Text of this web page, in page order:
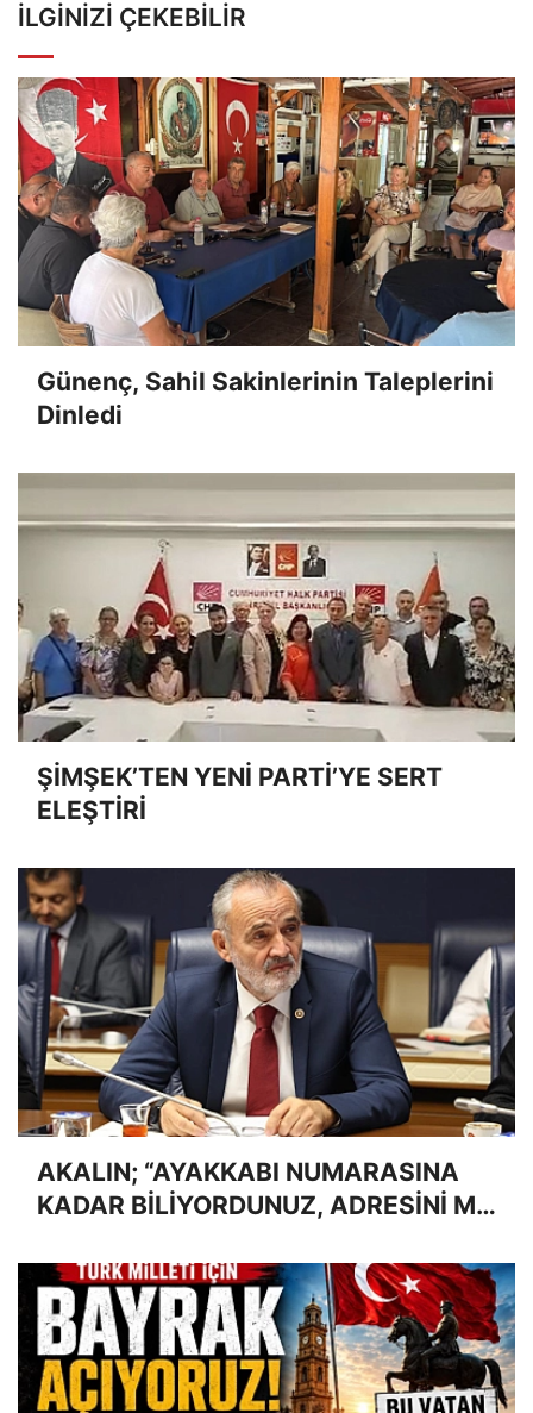
İLGINIZI ÇEKEBILIR
Günenç, Sahil Sakinlerinin Taleplerini
Dinledi
ŞİMŞEK’TEN YENİ PARTİ’YE SERT
ELEŞTİRİ
AKALIN; “AYAKKABI NUMARASINA
KADAR BİLİYORDUNUZ, ADRESİNİ Mİ